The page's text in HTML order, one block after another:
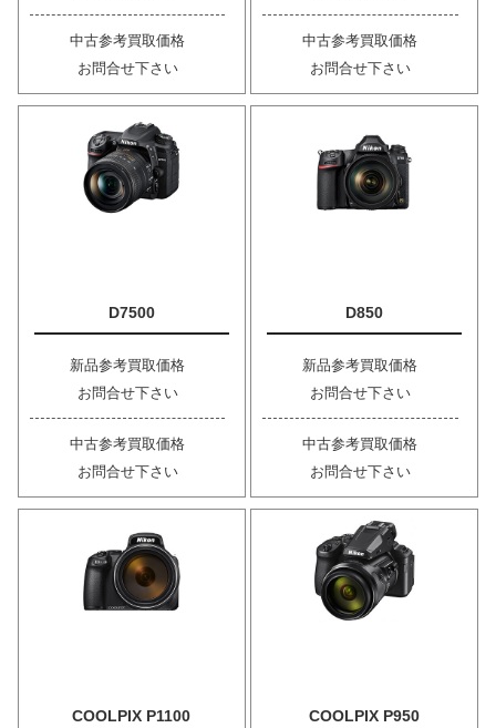
中古参考買取価格
お問合せ下さい
中古参考買取価格
お問合せ下さい
D7500
新品参考買取価格
お問合せ下さい
中古参考買取価格
お問合せ下さい
D850
新品参考買取価格
お問合せ下さい
中古参考買取価格
お問合せ下さい
COOLPIX P1100 COOLPIX P950